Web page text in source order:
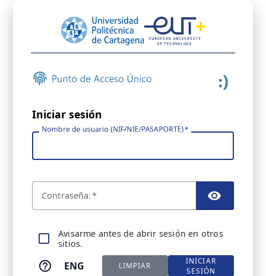
Iniciar sesión
Nombre de usuario (NIF/NIE/PASAPORTE)
Contraseña:
Avisarme antes de abrir sesión en otros
sitios.
ENG LIMPIAR
INICIAR
SESIÓN